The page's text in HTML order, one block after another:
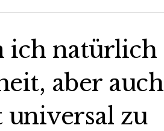
ich
aber
zu